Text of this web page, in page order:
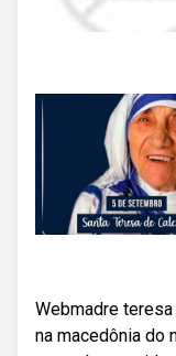
Webmadre
na macedônia do